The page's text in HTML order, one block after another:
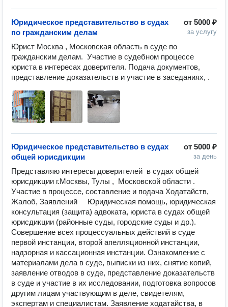
от 5000 ₽
за услугу
Юридическое представительство в судах
по гражданским делам
Юрист Москва , Московская область в суде по
гражданским делам.  Участие в судебном процессе
юриста в интересах доверителя. Подача документов,
представление доказательств и участие в заседаниях, .
от 5000 ₽
за день
Юридическое представительство в судах
общей юрисдикции
Представляю интересы доверителей  в судах общей
юрисдикции г.Москвы, Тулы ,  Московской области .
Участие в процессе, составление и подача Ходатайств,
Жалоб, Заявлений     Юридическая помощь, юридическая
консультация (защита) адвоката, юриста в судах общей
юрисдикции (районные суды, городские суды и др.).
Совершение всех процессуальных действий в суде
первой инстанции, второй апелляционной инстанции,
надзорная и кассационная инстанции. Ознакомление с
материалами дела в суде, выписки из них, снятие копий,
заявление отводов в суде, представление доказательств
в суде и участие в их исследовании, подготовка вопросов
другим лицам участвующим в деле, свидетелям,
экспертам и специалистам. Заявление ходатайства, в